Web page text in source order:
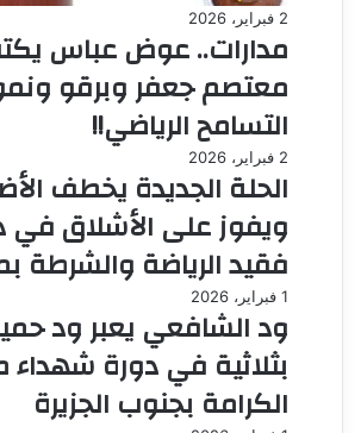
2 فبراير، 2026
مدارات.. عوض عباس
معتصم جعفر وبرقو
التسامح الرياضي!!
2 فبراير، 2026
الحلة الجديدة يخطف
ويفوز على الأشلاق في
فقيد الرياضة والشرطة
1 فبراير، 2026
ود الشافعي يعبر ود
بثلاثية في دورة
الكرامة بجنوب الجزيرة